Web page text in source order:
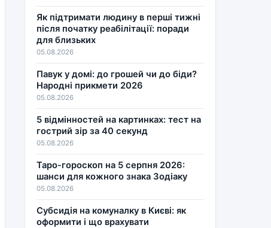
Як підтримати людину в перші тижні
після початку реабілітації: поради
для близьких
05.08.2026
Павук у домі: до грошей чи до біди?
Народні прикмети 2026
05.08.2026
5 відмінностей на картинках: тест на
гострий зір за 40 секунд
05.08.2026
Таро-гороскоп на 5 серпня 2026:
шанси для кожного знака Зодіаку
05.08.2026
Субсидія на комуналку в Києві: як
оформити і що врахувати